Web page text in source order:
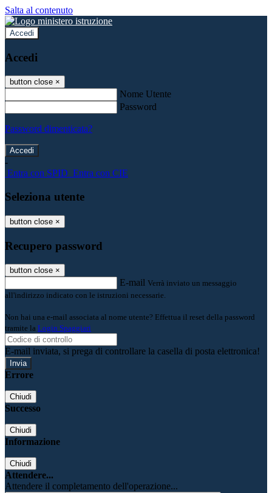
Salta al contenuto
Accedi
Accedi
button close ×
Nome Utente
Password
Password dimenticata?
-
Entra con SPID Entra con CIE
Seleziona utente
button close ×
Recupero password
button close ×
E-mail Verrà inviato un messaggio
all'indirizzo indicato con le istruzioni necessarie.
Non hai una e-mail associata al nome utente? Effettua il reset della password
tramite la Login Spaggiari
E-mail inviata, si prega di controllare la casella di posta elettronica!
Errore
Chiudi
Successo
Chiudi
Informazione
Chiudi
Attendere...
Attendere il completamento dell'operazione...